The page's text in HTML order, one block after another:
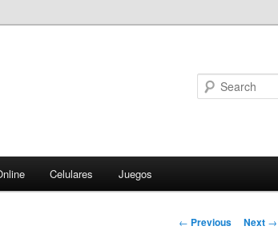
Celulares Juegos
Post
← Previous Next →